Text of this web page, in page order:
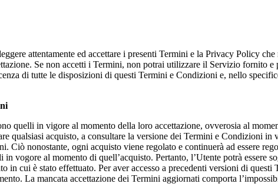
attentamente ed accettare i presenti Termini e la Privacy Policy
Se non accetti i Termini, non potrai utilizzare il Servizio fornito e
di tutte le disposizioni di questi Termini e Condizioni e, nello
quelli in vigore al momento della loro accettazione, ovverosia al
qualsiasi acquisto, a consultare la versione dei Termini e Condizioni
Ciò nonostante, ogni acquisto viene regolato e continuerà ad essere
in vogore al momento di quell’acquisto. Pertanto, l’Utente potrà essere
in cui è stato effettuato. Per aver accesso a precedenti versioni di
La mancata accettazione dei Termini aggiornati comporta